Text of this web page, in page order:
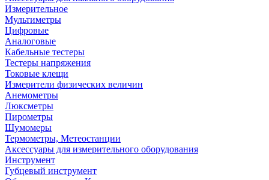
Измерительное
Мультиметры
Цифровые
Аналоговые
Кабельные тестеры
Тестеры напряжения
Токовые клещи
Измерители физических величин
Анемометры
Люксметры
Пирометры
Шумомеры
Термометры, Метеостанции
Аксессуары для измерительного оборудования
Инструмент
Губцевый инструмент